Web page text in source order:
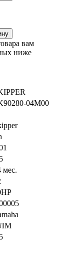
вам
ниже
04M00
мес.